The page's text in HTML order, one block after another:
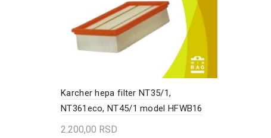
Karcher hepa filter NT35/1,
NT361eco, NT45/1 model HFWB16
2.200,00 RSD